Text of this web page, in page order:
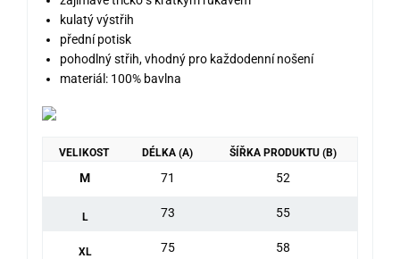
kulatý výstřih
přední potisk
pohodlný střih, vhodný pro každodenní nošení
materiál: 100% bavlna
VELIKOST DÉLKA (A) ŠÍŘKA PRODUKTU (B)
M 71 52
L 73 55
XL 75 58